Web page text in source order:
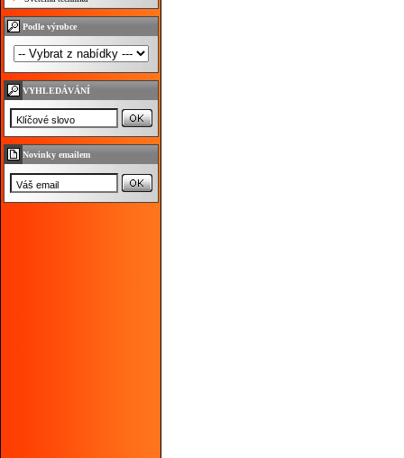
Podle výrobce
VYHLEDÁVÁNÍ
Novinky emailem